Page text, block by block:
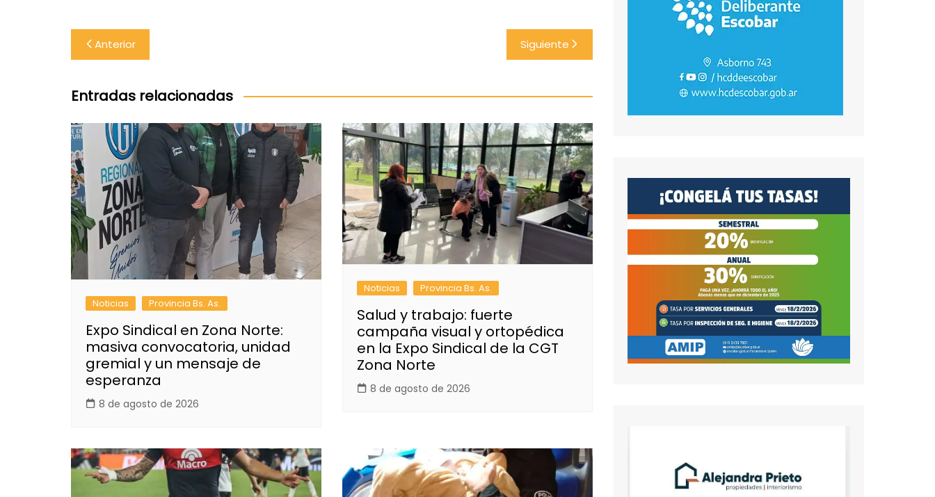
Navegación
de
entradas
Anterior Siguiente
Entradas relacionadas
Noticias Provincia Bs. As.
Expo Sindical en Zona Norte:
masiva convocatoria, unidad
gremial y un mensaje de
esperanza
8 de agosto de 2026
Noticias Provincia Bs. As.
Salud y trabajo: fuerte
campaña visual y ortopédica
en la Expo Sindical de la CGT
Zona Norte
8 de agosto de 2026